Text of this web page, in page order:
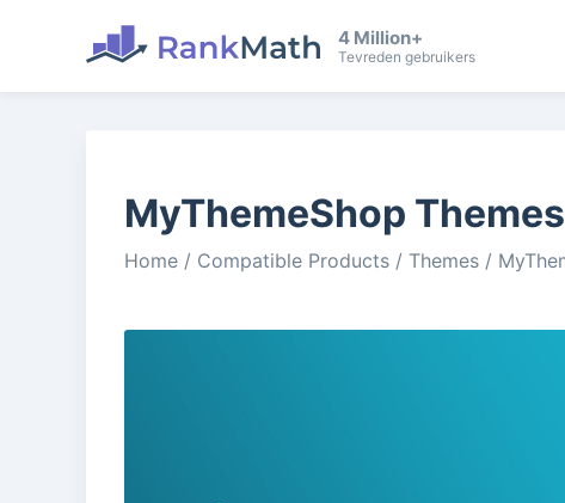
4 Million+
Tevreden gebruikers
MyThemeShop
Home / Compatible Products / Themes /